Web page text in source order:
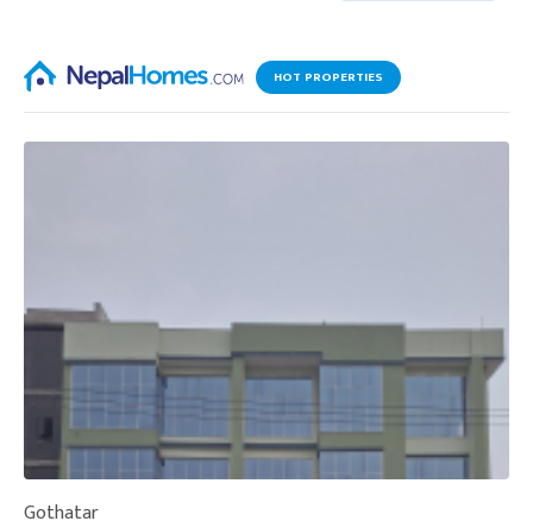
HOT PROPERTIES
Gothatar